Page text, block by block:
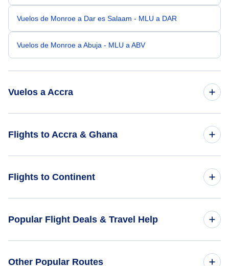
Vuelos de Monroe a Dar es Salaam - MLU a DAR
Vuelos de Monroe a Abuja - MLU a ABV
Vuelos a Accra
Vuelos de Modesto a Accra - MOD a ACC
Flights to Accra & Ghana
Flights to Continent
Popular Flight Deals & Travel Help
Other Popular Routes